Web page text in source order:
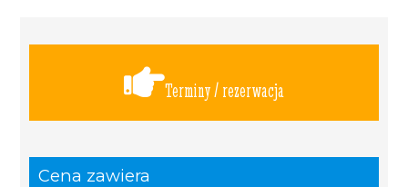
Terminy / rezerwacja
Cena zawiera